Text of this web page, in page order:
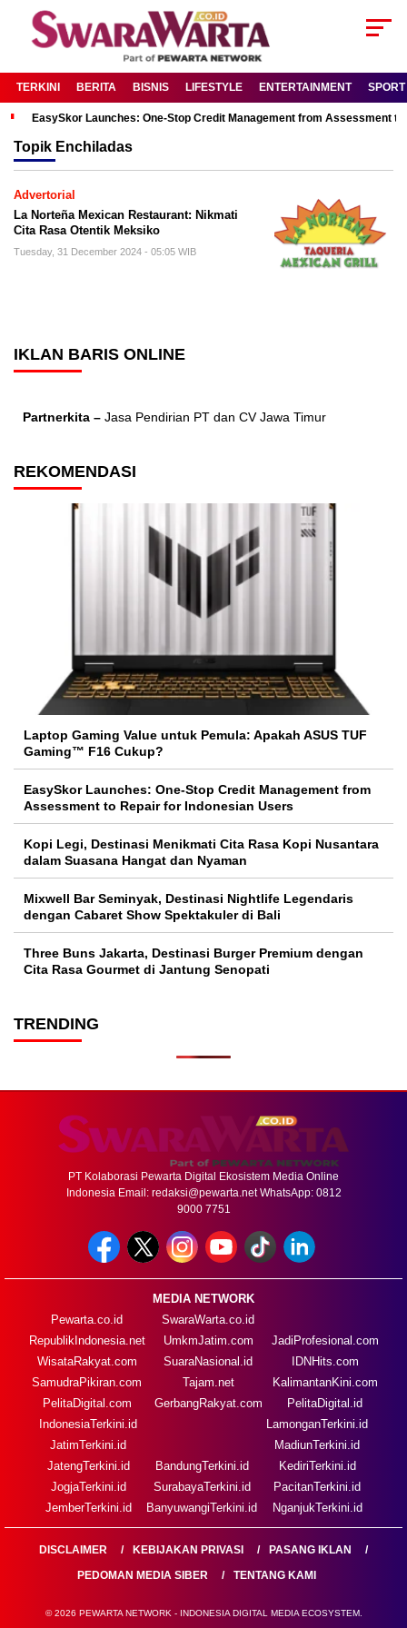
TERKINI BERITA BISNIS LIFESTYLE ENTERTAINMENT SPORT
EasySkor Launches: One-Stop Credit Management from Assessment
Topik Enchiladas
Advertorial
La Norteña Mexican Restaurant: Nikmati
Cita Rasa Otentik Meksiko
Tuesday, 31 December 2024 - 05:05 WIB
IKLAN BARIS ONLINE
Partnerkita – Jasa Pendirian PT dan CV Jawa Timur
REKOMENDASI
Laptop Gaming Value untuk Pemula: Apakah ASUS TUF
Gaming™ F16 Cukup?
EasySkor Launches: One-Stop Credit Management from
Assessment to Repair for Indonesian Users
Kopi Legi, Destinasi Menikmati Cita Rasa Kopi Nusantara
dalam Suasana Hangat dan Nyaman
Mixwell Bar Seminyak, Destinasi Nightlife Legendaris
dengan Cabaret Show Spektakuler di Bali
Three Buns Jakarta, Destinasi Burger Premium dengan
Cita Rasa Gourmet di Jantung Senopati
TRENDING
PT Kolaborasi Pewarta Digital Ekosistem Media Online
Indonesia Email: redaksi@pewarta.netWhatsApp: 0812
9000 7751
MEDIA NETWORK
Pewarta.co.id
RepublikIndonesia.net
WisataRakyat.com
SamudraPikiran.com
PelitaDigital.com
SwaraWarta.co.id
UmkmJatim.com
SuaraNasional.id
Tajam.net
GerbangRakyat.com
JadiProfesional.com
IDNHits.com
KalimantanKini.com
PelitaDigital.id
IndonesiaTerkini.id
JatimTerkini.id
JatengTerkini.id
JogjaTerkini.id
JemberTerkini.id
BandungTerkini.id
SurabayaTerkini.id
BanyuwangiTerkini.id
LamonganTerkini.id
MadiunTerkini.id
KediriTerkini.id
PacitanTerkini.id
NganjukTerkini.id
DISCLAIMER KEBIJAKAN PRIVASI
PASANG IKLAN
PEDOMAN MEDIA SIBER
TENTANG KAMI
© 2026 PEWARTA NETWORK - INDONESIA DIGITAL MEDIA ECOSYSTEM.